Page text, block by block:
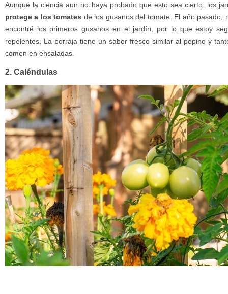
Aunque la ciencia aun no haya probado que esto sea cierto, los
protege a los tomates de los gusanos del tomate. El año pasado,
encontré los primeros gusanos en el jardín, por lo que estoy
repelentes. La borraja tiene un sabor fresco similar al pepino y
comen en ensaladas.
2. Caléndulas